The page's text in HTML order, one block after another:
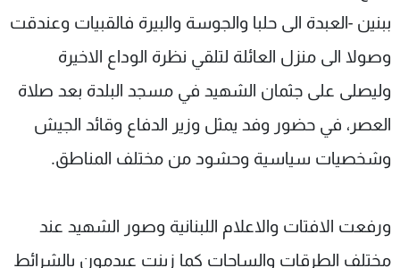
ببنين -العبدة الى حلبا والجوسة والبيرة فالقبيات وعندقت
وصولا الى منزل العائلة لتلقي نظرة الوداع الاخيرة
وليصلى على جثمان الشهيد في مسجد البلدة بعد صلاة
العصر، في حضور وفد يمثل وزير الدفاع وقائد الجيش
وشخصيات سياسية وحشود من مختلف المناطق.
ورفعت الافتات والاعلام اللبنانية وصور الشهيد عند
مختلف الطرقات والساحات كما زينت عيدمون بالشرائط